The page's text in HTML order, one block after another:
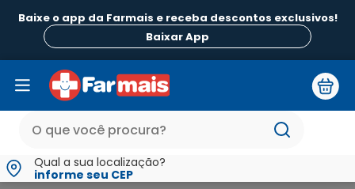
Baixe o app da Farmais e receba descontos exclusivos!
Baixar App
Qual a sua localização?
informe seu CEP